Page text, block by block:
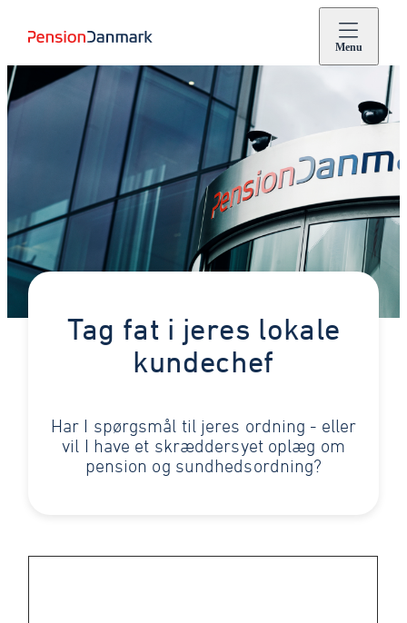
Menu
Tag fat i jeres lokale
kundechef
Har I spørgsmål til jeres ordning - eller
vil I have et skræddersyet oplæg om
pension og sundhedsordning?